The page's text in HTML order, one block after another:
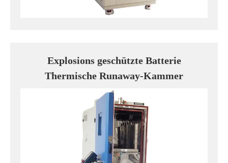
Explosions geschützte Batterie
Thermische Runaway-Kammer